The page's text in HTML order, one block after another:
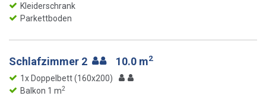
Kleiderschrank
Parkettboden
Schlafzimmer 2 10.0 m2
1x Doppelbett (160x200)
Balkon 1 m2